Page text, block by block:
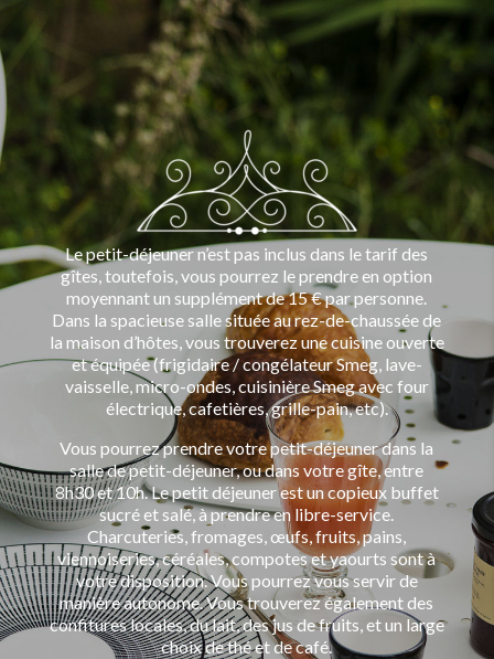
Le petit-déjeuner n’est pas inclus dans le tarif des
gîtes, toutefois, vous pourrez le prendre en option
moyennant un supplément de 15 € par personne.
Dans la spacieuse salle située au rez-de-chaussée de
la maison d’hôtes, vous trouverez une cuisine ouverte
et équipée (frigidaire / congélateur Smeg, lave-
vaisselle, micro-ondes, cuisinière Smeg avec four
électrique, cafetières, grille-pain, etc).
Vous pourrez prendre votre petit-déjeuner dans la
salle de petit-déjeuner, ou dans votre gîte, entre
8h30 et 10h. Le petit déjeuner est un copieux buffet
sucré et salé, à prendre en libre-service.
Charcuteries, fromages, œufs, fruits, pains,
viennoiseries, céréales, compotes et yaourts sont à
votre disposition. Vous pourrez vous servir de
manière autonome. Vous trouverez également des
confitures locales, du lait, des jus de fruits, et un large
choix de thé et de café.